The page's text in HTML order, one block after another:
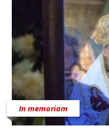
In memoriam